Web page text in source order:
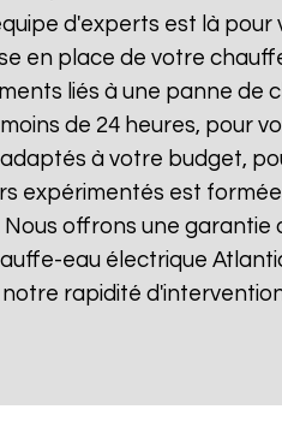
d'experts est là
en place de votre
liés à une panne de
de 24 heures, pour
à votre budget,
expérimentés est
Nous offrons une garantie
eau électrique
rapidité